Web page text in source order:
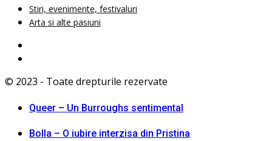
Stiri, evenimente, festivaluri
Arta si alte pasiuni
© 2023 - Toate drepturile rezervate
Queer – Un Burroughs sentimental
Bolla – O iubire interzisa din Pristina